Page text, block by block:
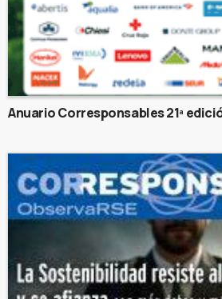
Anuario Corresponsables 21ª